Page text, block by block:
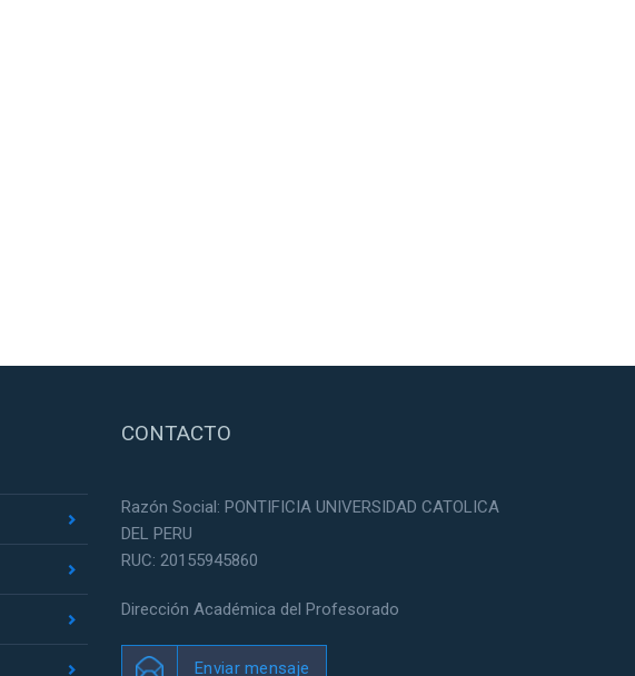
CONTACTO
Razón Social: PONTIFICIA UNIVERSIDAD CATOLICA
DEL PERU
RUC: 20155945860
Dirección Académica del Profesorado
Enviar mensaje